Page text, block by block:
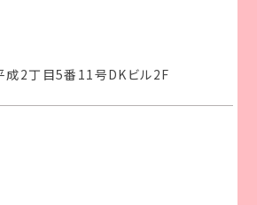
成2丁目5番11号DKビル2F